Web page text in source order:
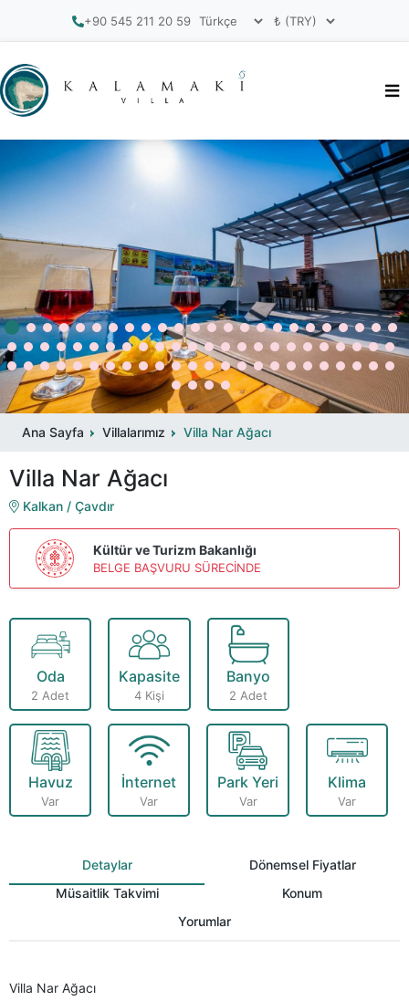
+90 545 211 20 59
Ana Sayfa Villalarımız Villa Nar Ağacı
Villa Nar Ağacı
Kalkan / Çavdır
Kültür ve Turizm Bakanlığı
BELGE BAŞVURU SÜRECİNDE
Oda
2 Adet
Kapasite
4 Kişi
Banyo
2 Adet
Havuz
Var
İnternet
Var
Park Yeri
Var
Klima
Var
Detaylar
Dönemsel Fiyatlar
Müsaitlik Takvimi
Konum
Yorumlar
Villa Nar Ağacı